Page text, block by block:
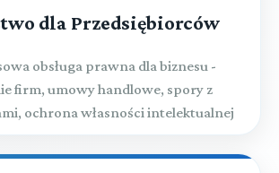
dla Przedsiębiorców
obsługa prawna dla biznesu -
firm, umowy handlowe, spory z
ochrona własności intelektualnej